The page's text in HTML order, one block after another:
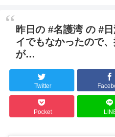
昨日の #名護湾 の #
イでもなかったので
が…
Twitter
Pocket